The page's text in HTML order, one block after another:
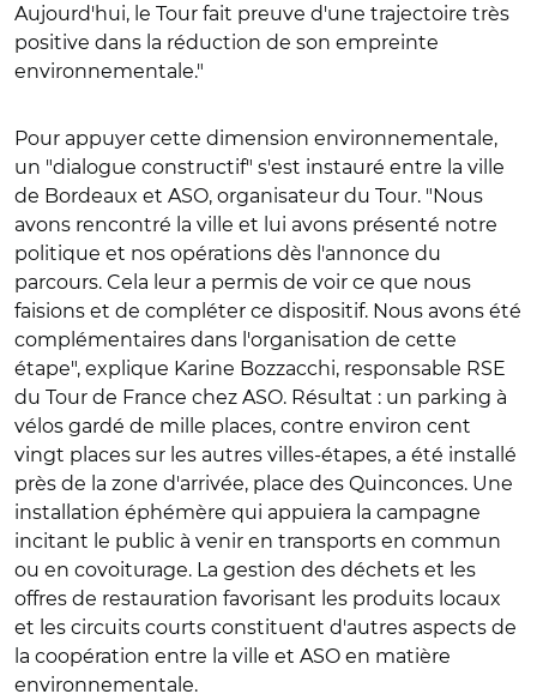
Aujourd'hui, le Tour fait preuve d'une trajectoire très
positive dans la réduction de son empreinte
environnementale."
Pour appuyer cette dimension environnementale,
un "dialogue constructif" s'est instauré entre la ville
de Bordeaux et ASO, organisateur du Tour. "Nous
avons rencontré la ville et lui avons présenté notre
politique et nos opérations dès l'annonce du
parcours. Cela leur a permis de voir ce que nous
faisions et de compléter ce dispositif. Nous avons été
complémentaires dans l'organisation de cette
étape", explique Karine Bozzacchi, responsable RSE
du Tour de France chez ASO. Résultat : un parking à
vélos gardé de mille places, contre environ cent
vingt places sur les autres villes-étapes, a été installé
près de la zone d'arrivée, place des Quinconces. Une
installation éphémère qui appuiera la campagne
incitant le public à venir en transports en commun
ou en covoiturage. La gestion des déchets et les
offres de restauration favorisant les produits locaux
et les circuits courts constituent d'autres aspects de
la coopération entre la ville et ASO en matière
environnementale.